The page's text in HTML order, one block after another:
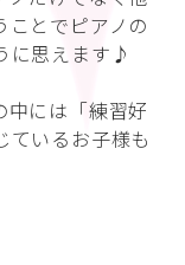
ことでピアノの
に思えます♪
中には「練習好
ているお子様も